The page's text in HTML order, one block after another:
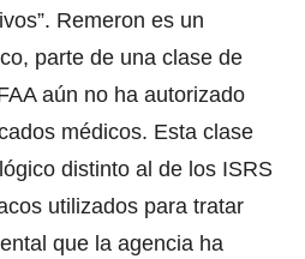
Remeron es un
parte de una clase de
aún no ha autorizado
médicos. Esta clase
distinto al de los ISRS
utilizados para tratar
que la agencia ha